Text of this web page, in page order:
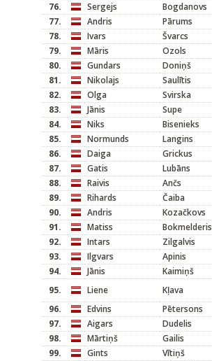
76.
Sergejs Bogdanovs
77.
Andris
Pārums
78.
Ivars Švarcs
79.
Māris Ozols
80.
Gundars Doniņš
81.
Nikolajs
Saulītis
82.
Olga Svirska
83.
Jānis
Supe
84.
Niks Bisenieks
85.
Normunds Langins
86.
Daiga
Grickus
87.
Gatis Lubāns
88.
Raivis Ančs
89.
Rihards Čaiba
90.
Andris Kozačkovs
91.
Matiss
Bokmelderis
92.
Intars Zilgalvis
93.
Ilgvars
Apinis
94.
Jānis Kaimiņš
95.
Liene Kļava
96.
Edvins Pētersons
97.
Aigars
Dudelis
98.
Mārtiņš Gailis
99.
Gints
Vītiņš